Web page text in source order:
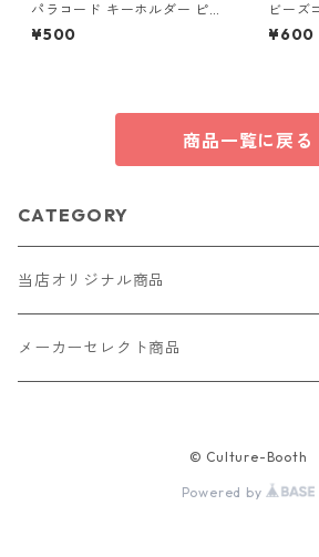
パラコード キーホルダー ピン
ク グリーン 編み込み s18
¥500
ビーズ
クリア
モチー
¥600
商品一覧に戻る
CATEGORY
当店オリジナル商品
レザー（革）
メーカーセレクト商品
© Culture-Booth
Powered by